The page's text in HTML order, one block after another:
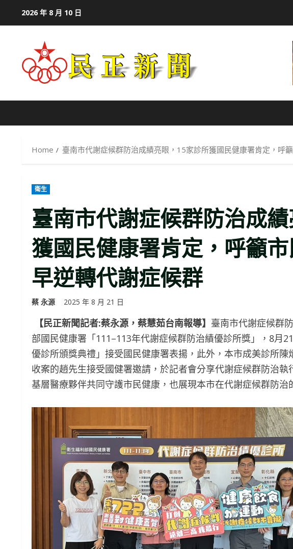
2026 年 8 月 10 日
Home 臺南市代謝症候群防治成績亮眼，15家診所獲國民健康署肯定，呼
衛生
臺南市代謝症候群防治成
獲國民健康署肯定，呼籲
早逆轉代謝症候群
蔡 永源 2025 年 8 月 21 日
【民正新聞記者:蔡永源，蔡慧茹台南報導】 臺南市代謝症候群
部國民健康署「111–113年代謝症候群防治績優診所獎」，8月
優診所頒獎典禮」接受國民健康署表揚，此外，本市成美診所
收案的趙先生接受國健署邀請，於記者會分享代謝症候群防治
基層醫療夥伴共同守護市民健康，也展現本市在代謝症候群防治